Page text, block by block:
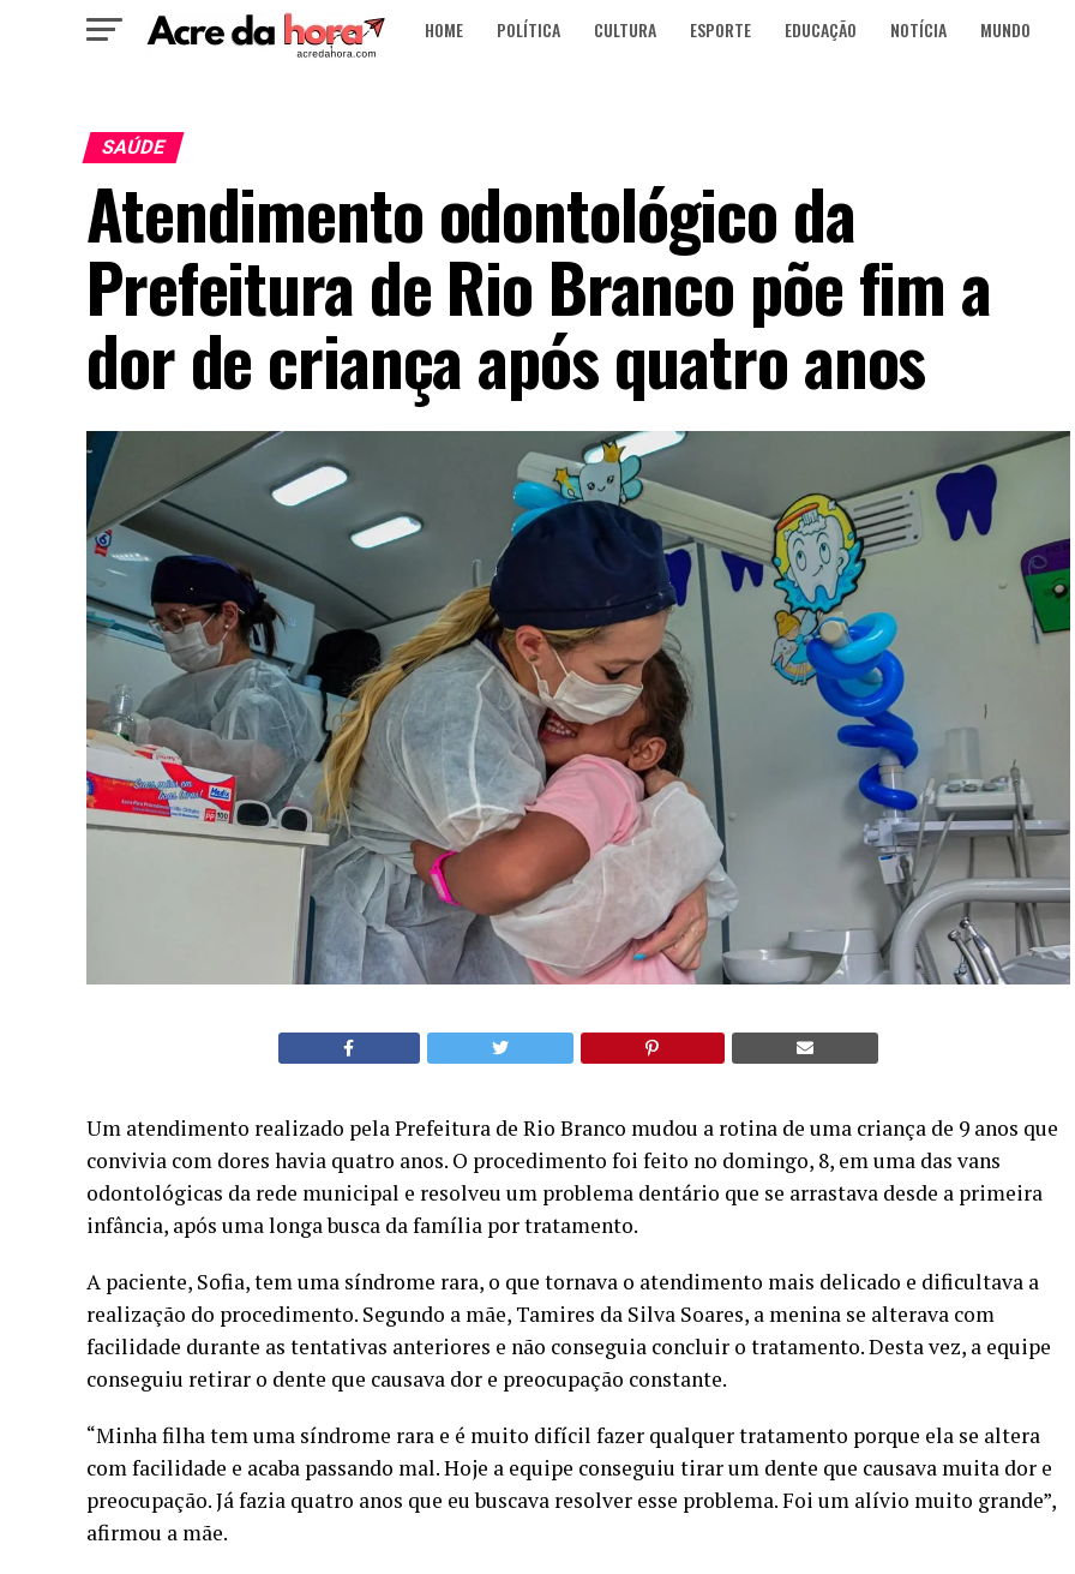
HOME POLÍTICA CULTURA ESPORTE EDUCAÇÃO NOTÍCIA MUNDO
SAÚDE
Atendimento odontológico da
Prefeitura de Rio Branco põe fim a
dor de criança após quatro anos
Um atendimento realizado pela Prefeitura de Rio Branco mudou a rotina de uma criança de 9 anos que
convivia com dores havia quatro anos. O procedimento foi feito no domingo, 8, em uma das vans
odontológicas da rede municipal e resolveu um problema dentário que se arrastava desde a primeira
infância, após uma longa busca da família por tratamento.
A paciente, Sofia, tem uma síndrome rara, o que tornava o atendimento mais delicado e dificultava a
realização do procedimento. Segundo a mãe, Tamires da Silva Soares, a menina se alterava com
facilidade durante as tentativas anteriores e não conseguia concluir o tratamento. Desta vez, a equipe
conseguiu retirar o dente que causava dor e preocupação constante.
“Minha filha tem uma síndrome rara e é muito difícil fazer qualquer tratamento porque ela se altera
com facilidade e acaba passando mal. Hoje a equipe conseguiu tirar um dente que causava muita dor e
preocupação. Já fazia quatro anos que eu buscava resolver esse problema. Foi um alívio muito grande”,
afirmou a mãe.